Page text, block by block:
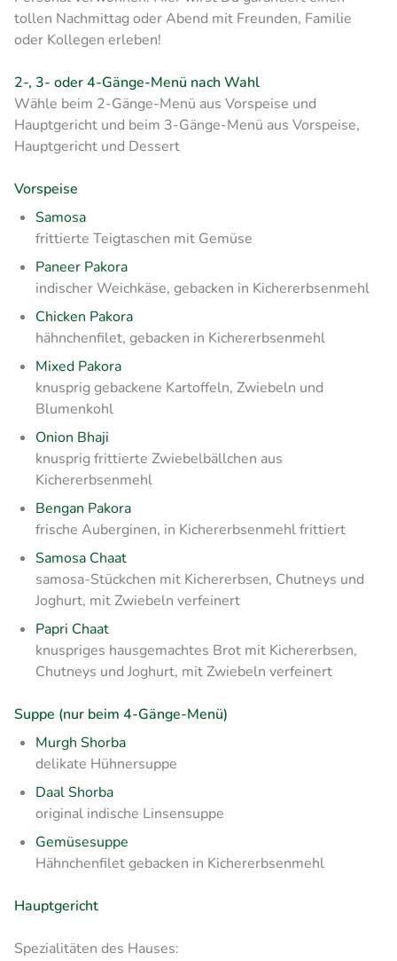
tollen Nachmittag oder Abend mit Freunden, Familie
oder Kollegen erleben!
2-, 3- oder 4-Gänge-Menü nach Wahl
Wähle beim 2-Gänge-Menü aus Vorspeise und
Hauptgericht und beim 3-Gänge-Menü aus Vorspeise,
Hauptgericht und Dessert
Vorspeise
Samosa
frittierte Teigtaschen mit Gemüse
Paneer Pakora
indischer Weichkäse, gebacken in Kichererbsenmehl
Chicken Pakora
hähnchenfilet, gebacken in Kichererbsenmehl
Mixed Pakora
knusprig gebackene Kartoffeln, Zwiebeln und
Blumenkohl
Onion Bhaji
knusprig frittierte Zwiebelbällchen aus
Kichererbsenmehl
Bengan Pakora
frische Auberginen, in Kichererbsenmehl frittiert
Samosa Chaat
samosa-Stückchen mit Kichererbsen, Chutneys und
Joghurt, mit Zwiebeln verfeinert
Papri Chaat
knuspriges hausgemachtes Brot mit Kichererbsen,
Chutneys und Joghurt, mit Zwiebeln verfeinert
Suppe (nur beim 4-Gänge-Menü)
Murgh Shorba
delikate Hühnersuppe
Daal Shorba
original indische Linsensuppe
Gemüsesuppe
Hähnchenfilet gebacken in Kichererbsenmehl
Hauptgericht
Spezialitäten des Hauses: